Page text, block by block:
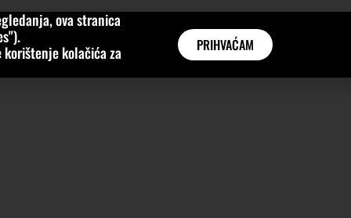
KATEGORIJE INTERVJUI AKTUALNO
ova stranica
kolačića za
PRIHVAĆAM